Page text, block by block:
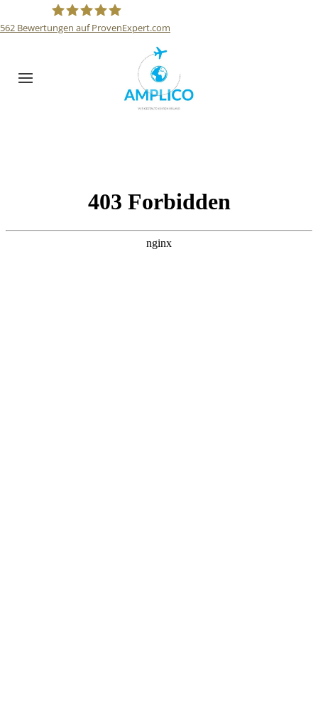
Reisebüro Amplico
562 Bewertungen auf ProvenExpert.com